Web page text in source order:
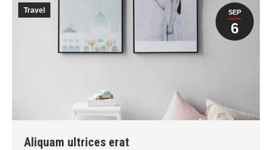
SEP
6
Travel
Aliquam ultrices erat